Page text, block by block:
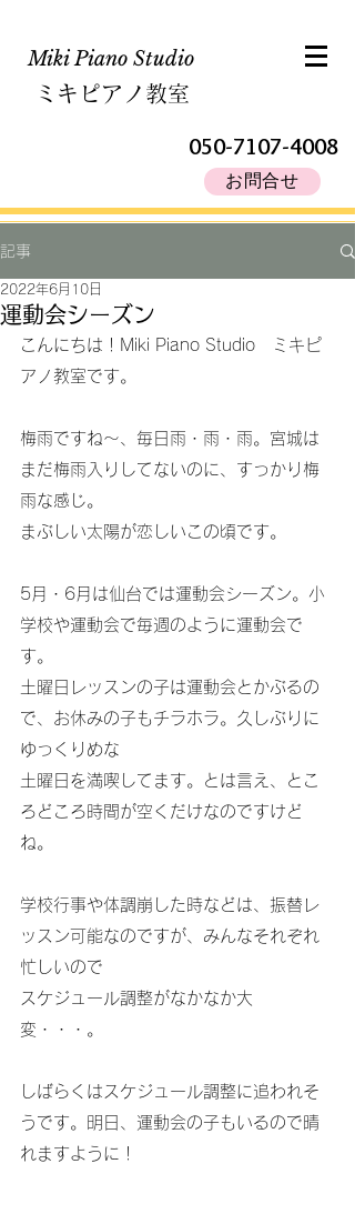
Miki Piano Studio​
ミキピアノ教室
050-7107-4008
お問合せ
記事
運動会シーズン
2022年6月10日
こんにちは！Miki Piano Studio　ミキピ
アノ教室です。
梅雨ですね～、毎日雨・雨・雨。宮城は
まだ梅雨入りしてないのに、すっかり梅
雨な感じ。
まぶしい太陽が恋しいこの頃です。
5月・6月は仙台では運動会シーズン。小
学校や運動会で毎週のように運動会で
す。
土曜日レッスンの子は運動会とかぶるの
で、お休みの子もチラホラ。久しぶりに
ゆっくりめな
土曜日を満喫してます。とは言え、とこ
ろどころ時間が空くだけなのですけど
ね。
学校行事や体調崩した時などは、振替レ
ッスン可能なのですが、みんなそれぞれ
忙しいので
スケジュール調整がなかなか大
変・・・。
しばらくはスケジュール調整に追われそ
うです。明日、運動会の子もいるので晴
れますように！